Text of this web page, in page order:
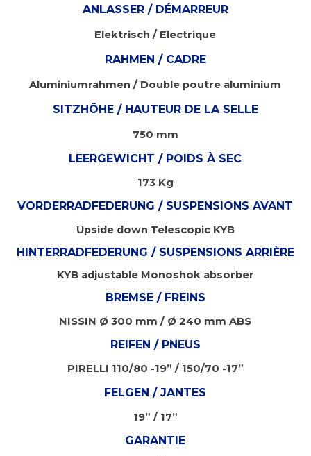
ANLASSER / DÉMARREUR
Elektrisch / Electrique
RAHMEN / CADRE
Aluminiumrahmen / Double poutre aluminium
SITZHÖHE / HAUTEUR DE LA SELLE
750 mm
LEERGEWICHT / POIDS À SEC
173 Kg
VORDERRADFEDERUNG / SUSPENSIONS AVANT
Upside down Telescopic KYB
HINTERRADFEDERUNG / SUSPENSIONS ARRIÈRE
KYB adjustable Monoshok absorber
BREMSE / FREINS
NISSIN Ø 300 mm / Ø 240 mm ABS
REIFEN / PNEUS
PIRELLI 110/80 -19” / 150/70 -17”
FELGEN /JANTES
19” / 17”
GARANTIE